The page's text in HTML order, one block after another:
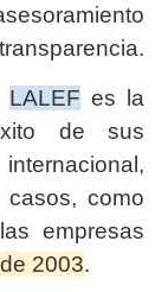
LALEF es la
de sus
como
empresas
2003.